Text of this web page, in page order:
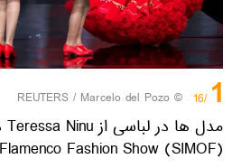
1
/16
©
REUTERS / Marcelo del Pozo
Flamenco Fashion Show (SIMOF) در سویل اسپانیا